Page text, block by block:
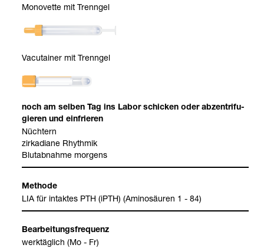
Mono­vette mit Trenn­gel
Vacu­tai­ner mit Trenn­gel
noch am sel­ben Tag ins Labor schi­cken oder abzen­tri­fu­
gie­ren und ein­frie­ren
Nüch­tern
zir­ka­diane Rhyth­mik
Blut­ab­nahme mor­gens
Methode
LIA für intak­tes PTH (iPTH) (Ami­no­säu­ren 1 - 84)
Bear­bei­tungs­fre­quenz
werk­täg­lich (Mo - Fr)